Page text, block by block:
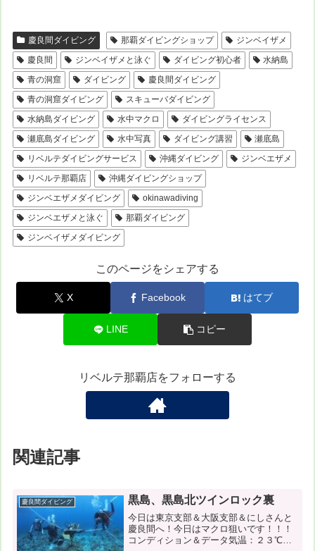
慶良間ダイビング 那覇ダイビングショップ
ジンベイザメ
慶良間
ジンベイザメと泳ぐ ダイビング初心者
水納島
青の洞窟
ダイビング
慶良間ダイビング
青の洞窟ダイビング
スキューバダイビング
水納島ダイビング
水中マクロ
ダイビングライセンス
瀬底島ダイビング
水中写真 ダイビング講習
瀬底島
リベルテダイビングサービス
沖縄ダイビング
ジンベエザメ
リベルテ那覇店
沖縄ダイビングショップ
ジンベエザメダイビング
okinawadiving
ジンベエザメと泳ぐ
那覇ダイビング
ジンベイザメダイビング
このページをシェアする
X Facebook はてブ
LINE コピー
リベルテ那覇店をフォローする
関連記事
慶良間ダイビング 黒島、黒島北ツインロック裏
今日は東京支部＆大阪支部＆にしさんと
慶良間へ！今日はマクロ狙いです！！！
コンディション＆データ気温：２３℃